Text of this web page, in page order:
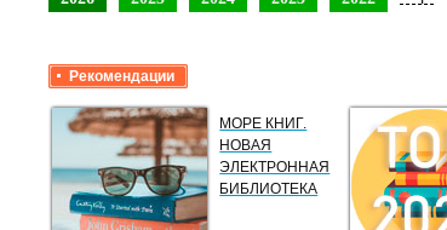
Рекомендации
МОРЕ КНИГ.
НОВАЯ
ЭЛЕКТРОННАЯ
БИБЛИОТЕКА